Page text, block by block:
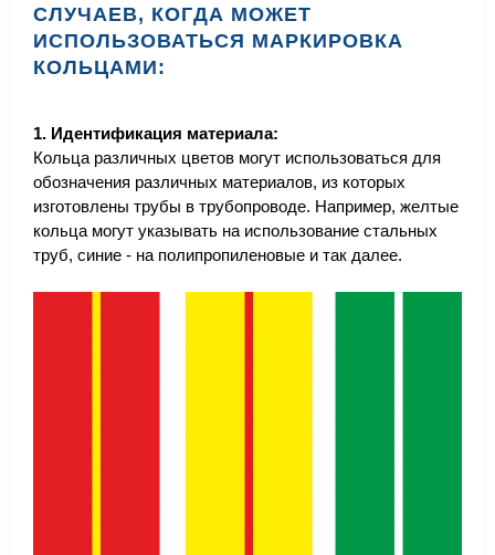
СЛУЧАЕВ, КОГДА МОЖЕТ
ИСПОЛЬЗОВАТЬСЯ МАРКИРОВКА
КОЛЬЦАМИ:
1. Идентификация материала:
Кольца различных цветов могут использоваться для
обозначения различных материалов, из которых
изготовлены трубы в трубопроводе. Например, желтые
кольца могут указывать на использование стальных
труб, синие - на полипропиленовые и так далее.